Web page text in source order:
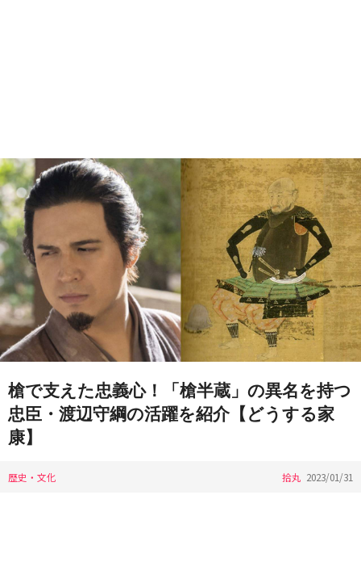
槍で支えた忠義心！「槍半蔵」の異名を持つ
忠臣・渡辺守綱の活躍を紹介【どうする家
康】
歴史・文化 拾丸 2023/01/31